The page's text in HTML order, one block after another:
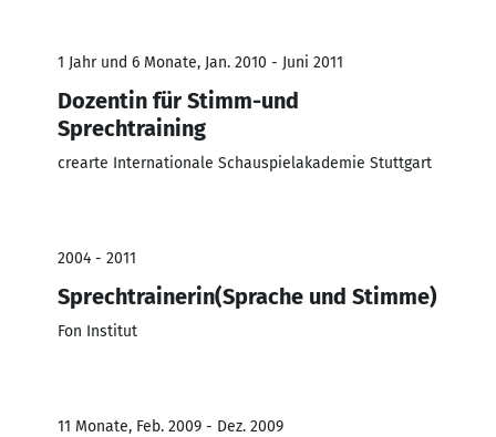
1 Jahr und 6 Monate, Jan. 2010 - Juni 2011
Dozentin für Stimm-und
Sprechtraining
crearte Internationale Schauspielakademie Stuttgart
2004 - 2011
Sprechtrainerin(Sprache und Stimme)
Fon Institut
11 Monate, Feb. 2009 - Dez. 2009